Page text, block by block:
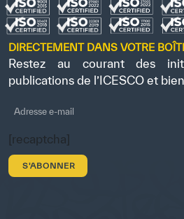
DIRECTEMENT DANS VOTRE
Restez au courant des
publications de l’ICESCO et
[recaptcha]